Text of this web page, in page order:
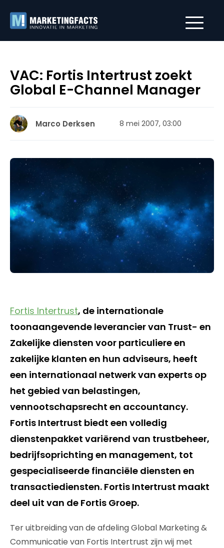
VAC: Fortis Intertrust zoekt
Global E-Channel Manager
Marco Derksen 8 mei 2007, 03:00
Fortis Intertrust, de internationale
toonaangevende leverancier van Trust- en
Zakelijke diensten voor particuliere en
zakelijke klanten en hun adviseurs, heeft
een internationaal netwerk van experts op
het gebied van belastingen,
vennootschapsrecht en accountancy.
Fortis Intertrust biedt een volledig
dienstenpakket variërend van trustbeheer,
bedrijfsoprichting en management, tot
gespecialiseerde financiële diensten en
transactiediensten. Fortis Intertrust maakt
deel uit van de Fortis Groep.
Ter uitbreiding van de afdeling Global Marketing &
Communicatie van Fortis Intertrust zijn wij met